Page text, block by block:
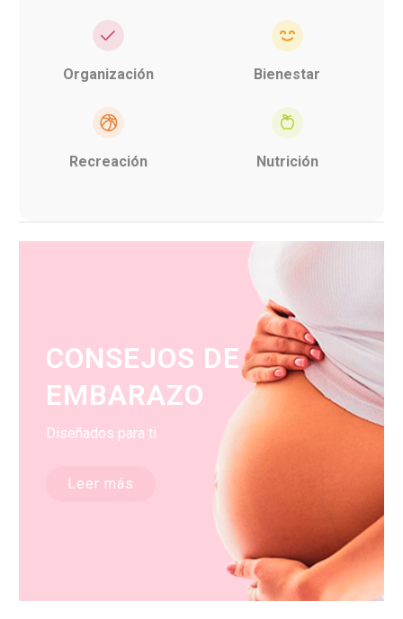
Organización Bienestar
Recreación Nutrición
CONSEJOS DE
EMBARAZO
Diseñados para ti
Leer más